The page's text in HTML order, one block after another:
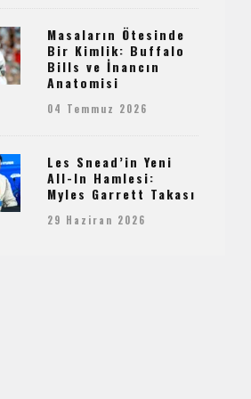
Masaların Ötesinde
Bir Kimlik: Buffalo
Bills ve İnancın
Anatomisi
04 Temmuz 2026
Les Snead’in Yeni
All-In Hamlesi:
Myles Garrett Takası
29 Haziran 2026